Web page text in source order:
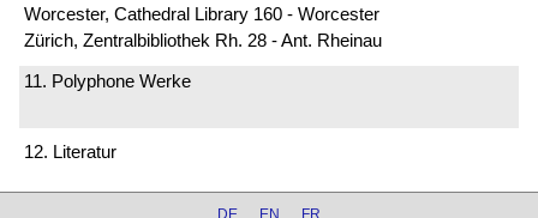
Worcester, Cathedral Library 160 - Worcester
Zürich, Zentralbibliothek Rh. 28 - Ant. Rheinau
11. Polyphone Werke
12. Literatur